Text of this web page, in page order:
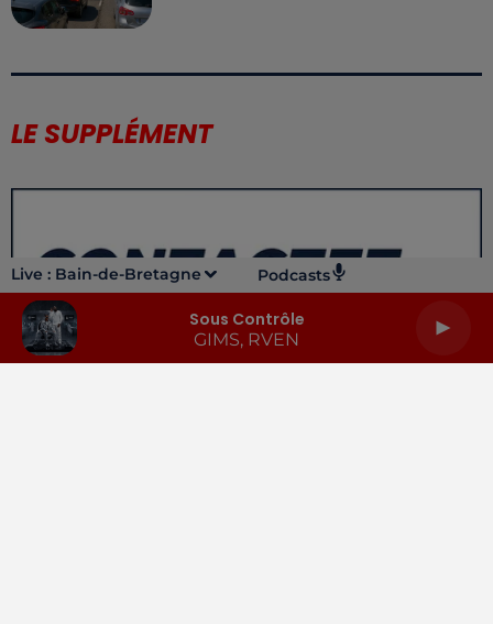
Live : Bain-de-Bretagne Podcasts
Sous Contrôle
GIMS, RVEN
LE SUPPLÉMENT